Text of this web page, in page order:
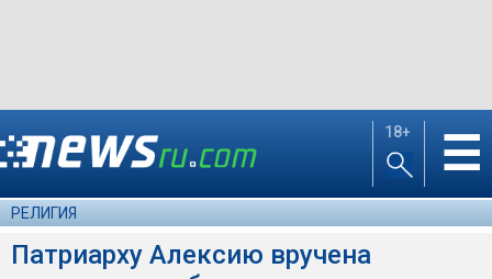
18+ ☰
РЕЛИГИЯ
Патриарху Алексию вручена